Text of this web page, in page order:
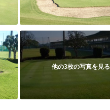
他の3枚の写真を見る